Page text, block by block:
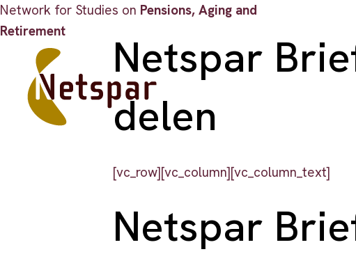
Network for Studies on Pensions, Aging and
Retirement
Netspar
delen
[vc_row][vc_column][vc_column_text]
Netspar